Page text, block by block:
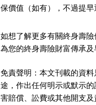
保價值（如有），不過提
如想了解更多有關終身壽
為您的終身壽險財富傳承及
免責聲明：本文刊載的資
途，作出任何明示或默示
害賠償、訟費或其他開支